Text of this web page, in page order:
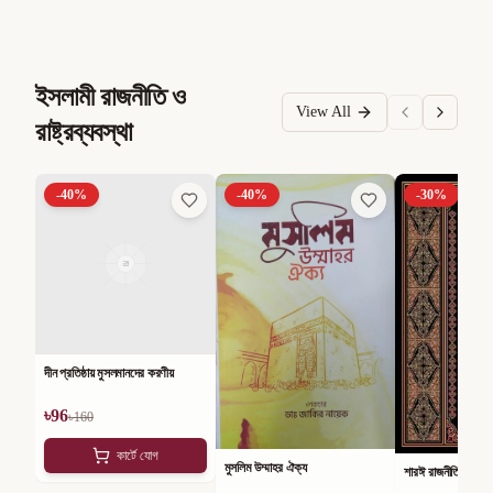
ইসলামী রাজনীতি ও
রাষ্ট্রব্যবস্থা
View All
-40%
দীন প্রতিষ্ঠায় মুসলমানদের করণীয়
৳96৳160
কার্টে যোগ
-40%
মুসলিম উম্মাহর ঐক্য
-30%
শারঈ রাজনীতি